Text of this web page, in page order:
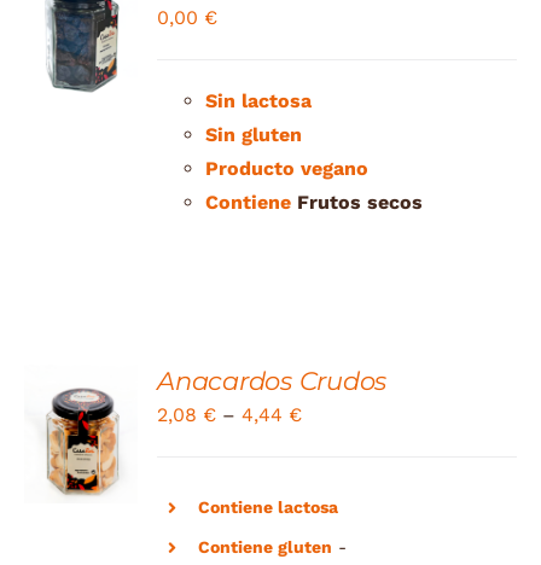
DETAILS
0,00 €
Sin lactosa
Sin gluten
Producto vegano
Contiene Frutos secos
SELECT
OPTIONS
/
DETAILS
Anacardos Crudos
2,08 € –4,44 €
Contiene lactosa
Contiene gluten -